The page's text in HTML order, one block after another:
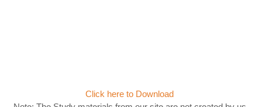
Click here to Download